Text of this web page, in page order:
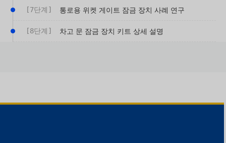
[7단계] 통로용 위켓 게이트 잠금 장치 사례 연구
[8단계] 차고 문 잠금 장치 키트 상세 설명